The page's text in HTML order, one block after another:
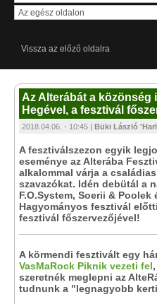
Vissza az előző oldalra
Az Alterábát a közönség
Hegével, a fesztivál
2018.04.06. - 10:45 | Büki László
A fesztiválszezon egyik
eseménye az Alterába
alkalommal várja a
szavazókat. Idén debütál a
F.O.System, Soerii & Poolek
Hagyományos fesztivál
fesztivál főszervezőjével!
A körmendi fesztivált egy
VasMaRock Piknik vezeti fel
szeretnék meglepni az
tudnunk a "legnagyobb